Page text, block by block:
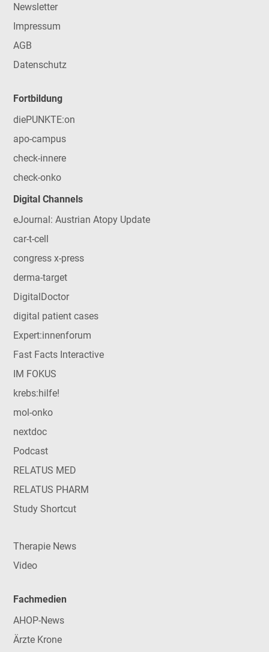
Newsletter
Impressum
AGB
Datenschutz
Fortbildung
diePUNKTE:on
apo-campus
check-innere
check-onko
Digital Channels
eJournal: Austrian Atopy Update
car-t-cell
congress x-press
derma-target
DigitalDoctor
digital patient cases
Expert:innenforum
Fast Facts Interactive
IM FOKUS
krebs:hilfe!
mol-onko
nextdoc
Podcast
RELATUS MED
RELATUS PHARM
Study Shortcut
Therapie News
Video
Fachmedien
AHOP-News
Ärzte Krone